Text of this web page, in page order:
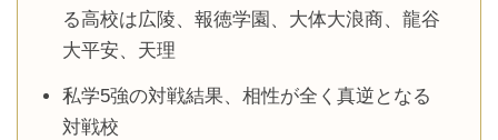
る高校は広陵、報徳学園、大体大浪商、龍谷
大平安、天理
私学5強の対戦結果、相性が全く真逆となる
対戦校